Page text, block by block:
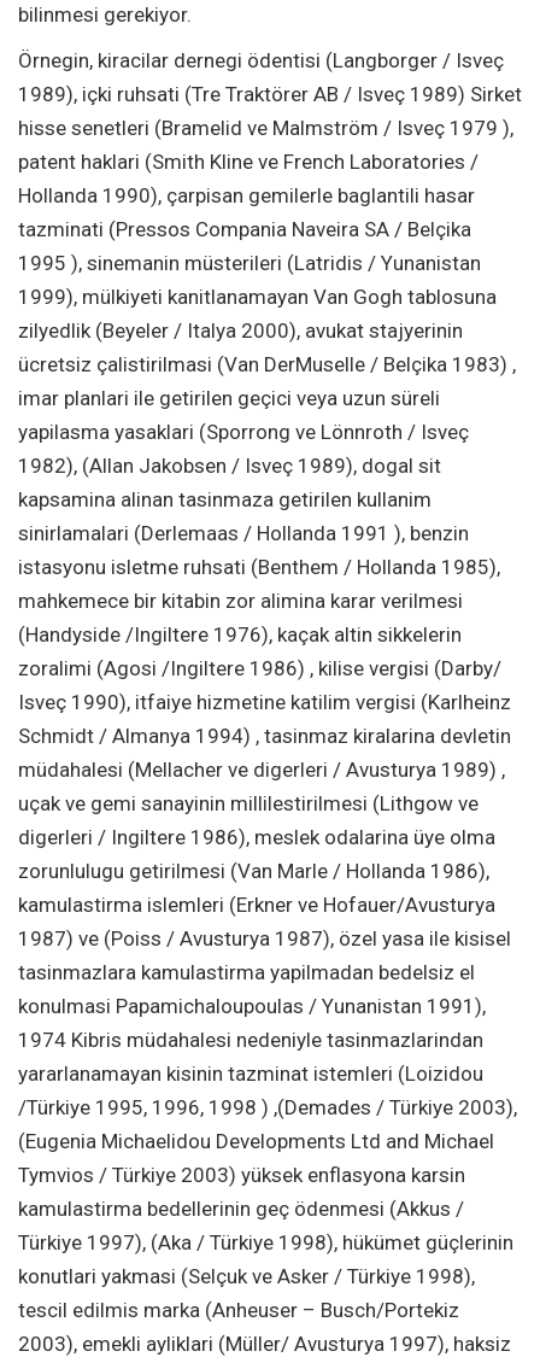
bilinmesi gerekiyor.
Örnegin, kiracilar dernegi ödentisi (Langborger / Isveç
1989), içki ruhsati (Tre Traktörer AB / Isveç 1989) Sirket
hisse senetleri (Bramelid ve Malmström / Isveç 1979 ),
patent haklari (Smith Kline ve French Laboratories /
Hollanda 1990), çarpisan gemilerle baglantili hasar
tazminati (Pressos Compania Naveira SA / Belçika
1995 ), sinemanin müsterileri (Latridis / Yunanistan
1999), mülkiyeti kanitlanamayan Van Gogh tablosuna
zilyedlik (Beyeler / Italya 2000), avukat stajyerinin
ücretsiz çalistirilmasi (Van DerMuselle / Belçika 1983) ,
imar planlari ile getirilen geçici veya uzun süreli
yapilasma yasaklari (Sporrong ve Lönnroth / Isveç
1982), (Allan Jakobsen / Isveç 1989), dogal sit
kapsamina alinan tasinmaza getirilen kullanim
sinirlamalari (Derlemaas / Hollanda 1991 ), benzin
istasyonu isletme ruhsati (Benthem / Hollanda 1985),
mahkemece bir kitabin zor alimina karar verilmesi
(Handyside /Ingiltere 1976), kaçak altin sikkelerin
zoralimi (Agosi /Ingiltere 1986) , kilise vergisi (Darby/
Isveç 1990), itfaiye hizmetine katilim vergisi (Karlheinz
Schmidt / Almanya 1994) , tasinmaz kiralarina devletin
müdahalesi (Mellacher ve digerleri / Avusturya 1989) ,
uçak ve gemi sanayinin millilestirilmesi (Lithgow ve
digerleri / Ingiltere 1986), meslek odalarina üye olma
zorunlulugu getirilmesi (Van Marle / Hollanda 1986),
kamulastirma islemleri (Erkner ve Hofauer/Avusturya
1987) ve (Poiss / Avusturya 1987), özel yasa ile kisisel
tasinmazlara kamulastirma yapilmadan bedelsiz el
konulmasi Papamichaloupoulas / Yunanistan 1991),
1974 Kibris müdahalesi nedeniyle tasinmazlarindan
yararlanamayan kisinin tazminat istemleri (Loizidou
/Türkiye 1995, 1996, 1998 ) ,(Demades / Türkiye 2003),
(Eugenia Michaelidou Developments Ltd and Michael
Tymvios / Türkiye 2003) yüksek enflasyona karsin
kamulastirma bedellerinin geç ödenmesi (Akkus /
Türkiye 1997), (Aka / Türkiye 1998), hükümet güçlerinin
konutlari yakmasi (Selçuk ve Asker / Türkiye 1998),
tescil edilmis marka (Anheuser – Busch/Portekiz
2003), emekli ayliklari (Müller/ Avusturya 1997), haksiz